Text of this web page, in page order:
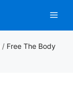
/ Free The Body